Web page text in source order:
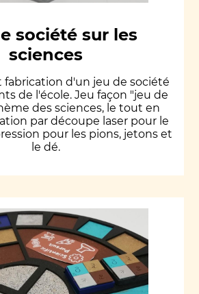
société sur les
sciences
d'un jeu de société
de l'école. Jeu façon "jeu de
des sciences, le tout en
par découpe laser pour le
pour les pions, jetons et
le dé.